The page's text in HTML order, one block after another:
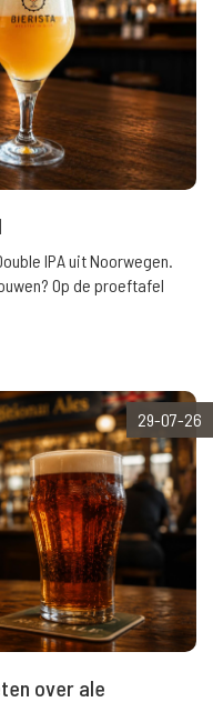
IPA uit Noorwegen.
Op de proeftafel
29-07-26
over ale